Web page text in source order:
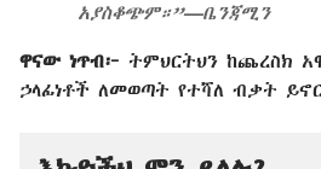
አያስቆጭም።”—ቤንጃሚን
ዋናው ነጥብ፦ ትምህርትህን ከጨረስክ
ኃላፊነቶች ለመወጣት የተሻለ ብቃት